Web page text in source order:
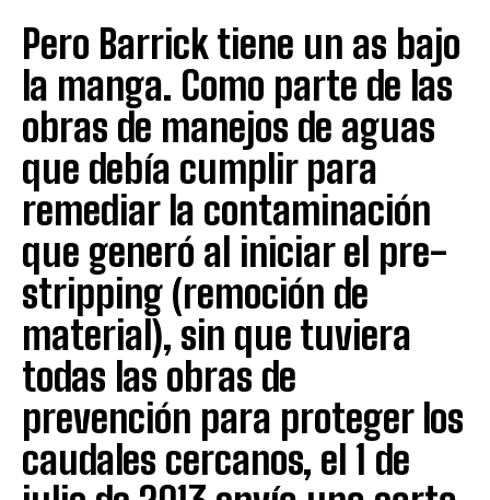
Pero Barrick tiene un as bajo
la manga. Como parte de las
obras de manejos de aguas
que debía cumplir para
remediar la contaminación
que generó al iniciar el pre-
stripping (remoción de
material), sin que tuviera
todas las obras de
prevención para proteger los
caudales cercanos, el 1 de